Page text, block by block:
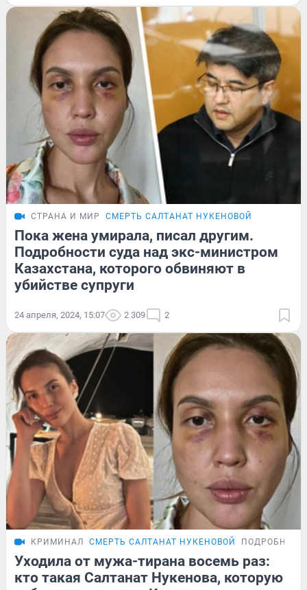
СТРАНА И МИР СМЕРТЬ САЛТАНАТ НУКЕНОВОЙ
Пока жена умирала, писал другим.
Подробности суда над экс-министром
Казахстана, которого обвиняют в
убийстве супруги
24 апреля, 2024, 15:07 2 309 2
КРИМИНАЛ СМЕРТЬ САЛТАНАТ НУКЕНОВОЙ
Уходила от мужа-тирана восемь раз:
кто такая Салтанат Нукенова, которую